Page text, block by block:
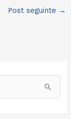
Post seguinte →